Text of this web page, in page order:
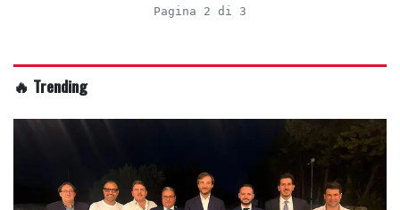
Pagina 2 di 3
🔥 Trending